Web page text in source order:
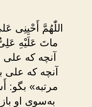
اللّٰهُمَّ أَحْيِنِى
ماتَ عَلَيْهِ
آنچه که علی
آنچه که علی
مرتبه» بگو:
به‌سوی او